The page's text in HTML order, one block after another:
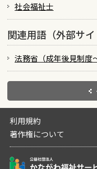
社会福祉士
関連用語（外部サイ
法務省（成年後見制度
利用規約
著作権について